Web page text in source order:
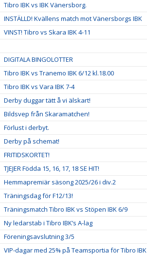
Tibro IBK vs IBK Vänersborg.
INSTÄLLD! Kvällens match mot Vänersborgs IBK
VINST! Tibro vs Skara IBK 4-11
DIGITALA BINGOLOTTER
Tibro IBK vs Tranemo IBK 6/12 kl.18.00
Tibro IBK vs Vara IBK 7-4
Derby duggar tätt å vi älskart!
Bildsvep från Skaramatchen!
Förlust i derbyt.
Derby på schemat!
FRITIDSKORTET!
TJEJER Födda 15, 16, 17, 18 SE HIT!
Hemmapremiär säsong 2025/26 i div.2
Träningsdag för F12/13!
Träningsmatch Tibro IBK vs Stöpen IBK 6/9
Ny ledarstab i Tibro IBK’s A-lag
Föreningsavslutning 3/5
VIP-dagar med 25% på Teamsportia för Tibro IBK